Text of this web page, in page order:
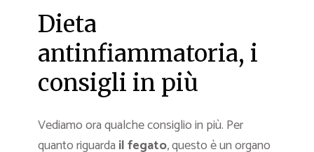
Dieta
antinfiammatoria, i
consigli in più
Vediamo ora qualche consiglio in più. Per
quanto riguarda il fegato, questo è un organo